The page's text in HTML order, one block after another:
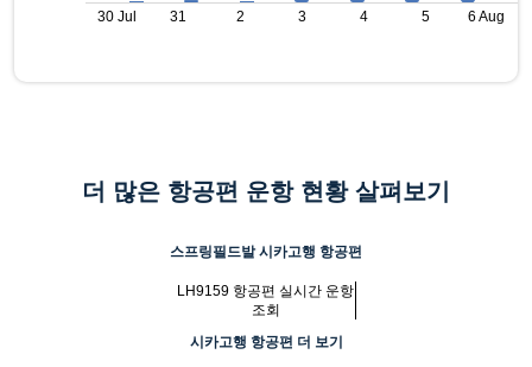
30 Jul 31 2 3 4 5 6 Aug
더 많은 항공편 운항 현황 살펴보기
스프링필드발 시카고행 항공편
LH9159 항공편 실시간 운항
조회
시카고행 항공편 더 보기